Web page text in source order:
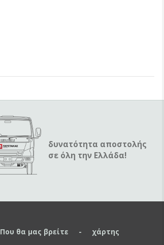
δυνατότητα αποστολής
σε όλη την Ελλάδα!
Που θα μας βρείτε - χάρτης